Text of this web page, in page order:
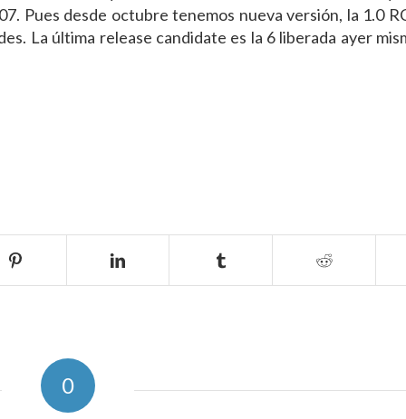
Pues desde octubre tenemos nueva versión, la 1.0
La última release candidate es la 6 liberada ayer
0